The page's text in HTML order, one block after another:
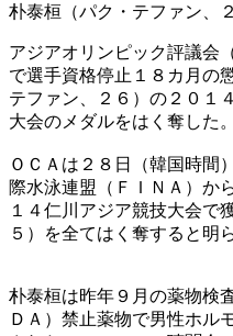
朴泰桓（パク・テファン、２
アジアオリンピック評議会
で選手資格停止１８カ月の
テファン、２６）の２０１
大会のメダルをはく奪した。
ＯＣＡは２８日（韓国時間
際水泳連盟（ＦＩＮＡ）か
１４仁川アジア競技大会で
５）を全てはく奪すると明
朴泰桓は昨年９月の薬物検
ＤＡ）禁止薬物で男性ホル